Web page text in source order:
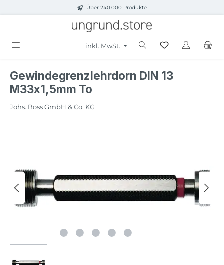
Zum Hauptinhalt springenÜber 240.000 Produkte
inkl. MwSt.
Gewindegrenzlehrdorn DIN 13
M33x1,5mm To
Johs. Boss GmbH & Co. KG